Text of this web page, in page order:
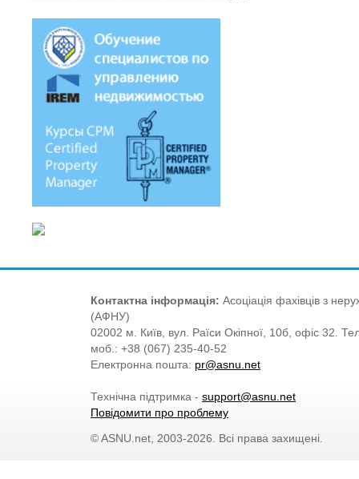
Контактна інформація: Асоціація фахівців з
(АФНУ)
02002 м. Київ, вул. Раїси Окіпної, 10б, офіс 32.
моб.: +38 (067) 235-40-52
Електронна пошта: pr@asnu.net
Технічна підтримка - support@asnu.net
Повідомити про проблему
© ASNU.net, 2003-2026. Всі права захищені.